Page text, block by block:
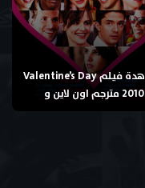
مشاهدة فيلم Valentine’s Day
2010 مترجم اون لاين و